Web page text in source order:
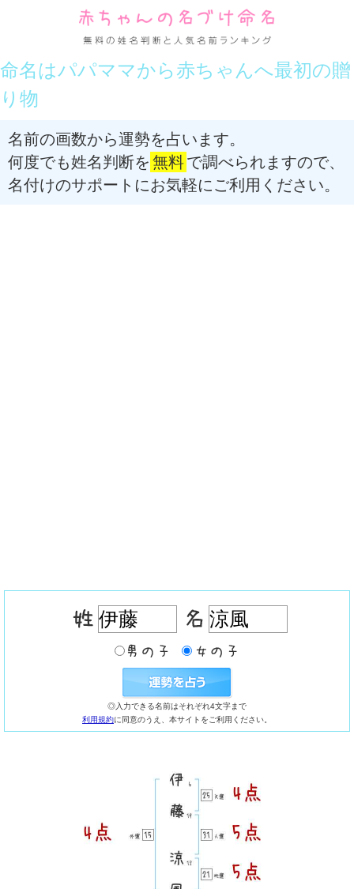
命名はパパママから赤ちゃんへ最初の贈
り物
名前の画数から運勢を占います。
何度でも姓名判断を 無料で調べられますので、
名付けのサポートにお気軽にご利用ください。
◎入力できる名前はそれぞれ4文字まで
利用規約に同意のうえ、本サイトをご利用ください。